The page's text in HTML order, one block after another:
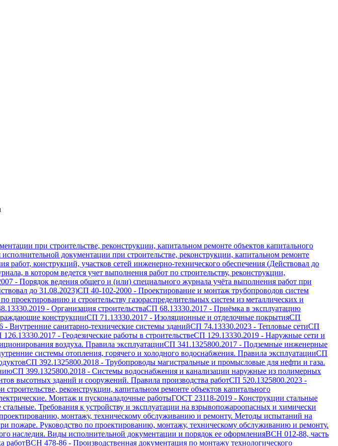
при строительстве, реконструкции, капитальном ремонте объектов капитального
документации при строительстве, реконструкции, капитальном ремонте
работ, конструкций, участков сетей инженерно-технического обеспечения (Действовал до
в котором ведется учет выполнения работ по строительству, реконструкции,
- Порядок ведения общего и (или) специального журнала учёта выполнения работ при
до 31.08.2023)СП 40-102-2000 - Проектирование и монтаж трубопроводов систем
проектированию и строительству газораспределительных систем из металлических и
- Организация строительстваСП 68.13330.2017 - Приёмка в эксплуатацию
конструкцииСП 71.13330.2017 - Изоляционные и отделочные покрытияСП
- Внутренние санитарно-технические системы зданийСП 74.13330.2023 - Тепловые сетиСП
- Геодезические работы в строительствеСП 129.13330.2019 - Наружные сети и
воздуха. Правила эксплуатацииСП 341.1325800.2017 - Подземные инженерные
системы отопления, горячего и холодного водоснабжения. Правила эксплуатацииСП
СП 392.1325800.2018 - Трубопроводы магистральные и промысловые для нефти и газа.
СП 399.1325800.2018 - Системы водоснабжения и канализации наружные из полимерных
высотных зданий и сооружений. Правила производства работСП 520.1325800.2023 -
строительстве, реконструкции, капитальном ремонте объектов капитального
Монтаж и пусконаладочные работыГОСТ 23118-2019 - Конструкции стальные
Требования к устройству и эксплуатации на взрывопожароопасных и химически
монтажу, техническому обслуживанию и ремонту. Методы испытаний на
пожаре. Руководство по проектированию, монтажу, техническому обслуживанию и ремонту.
наследия. Виды исполнительной документации и порядок ее оформленияВСН 012-88, часть
работВСН 478-86 - Производственная документация по монтажу технологического